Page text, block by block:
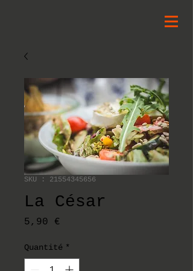
SKU : 21554345656
La César
5,90 €
Quantité *